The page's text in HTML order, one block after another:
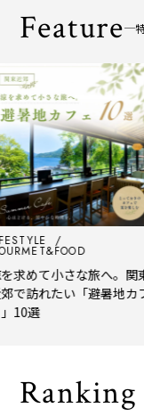
Feature
て小さな旅へ。関東
れたい「避暑地カフ
Ranking